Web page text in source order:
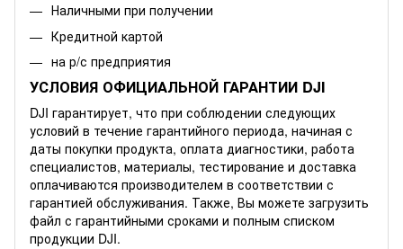
Наличными при получении
Кредитной картой
на р/с предприятия
УСЛОВИЯ ОФИЦИАЛЬНОЙ ГАРАНТИИ DJI
DJI гарантирует, что при соблюдении следующих
условий в течение гарантийного периода, начиная с
даты покупки продукта, оплата диагностики, работа
специалистов, материалы, тестирование и доставка
оплачиваются производителем в соответствии с
гарантией обслуживания. Также, Вы можете загрузить
файл с гарантийными сроками и полным списком
продукции DJI.